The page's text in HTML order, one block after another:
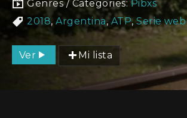
Genres / Categories:Pibxs
2018,Argentina,ATP,Serie web
Ver Mi lista